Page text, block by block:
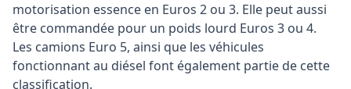
motorisation essence en Euros 2 ou 3. Elle peut aussi
être commandée pour un poids lourd Euros 3 ou 4.
Les camions Euro 5, ainsi que les véhicules
fonctionnant au diésel font également partie de cette
classification.